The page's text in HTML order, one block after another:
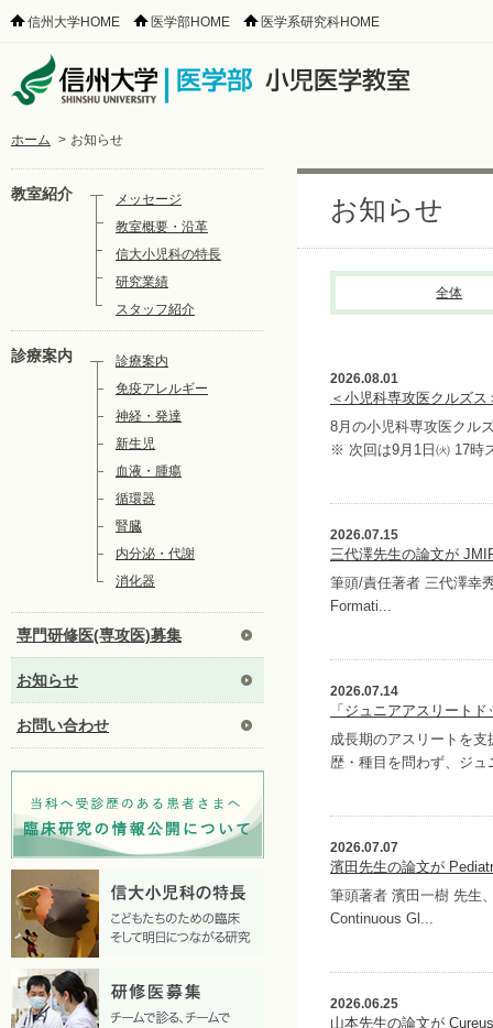
信州大学HOME 医学部HOME 医学系研究科HOME
ホーム > お知らせ
教室紹介
メッセージ
教室概要・沿革
信大小児科の特長
研究業績
スタッフ紹介
診療案内
診療案内
免疫アレルギー
神経・発達
新生児
血液・腫瘍
循環器
腎臓
内分泌・代謝
消化器
専門研修医(専攻医)募集
お知らせ
お問い合わせ
お知らせ
全体
2026.08.01
＜小児科専攻医クルズ
8月の小児科専攻医クル
※ 次回は9月1日㈫ 17時
2026.07.15
三代澤先生の論文が
筆頭/責任著者 三代澤幸
Formati...
2026.07.14
「ジュニアアスリート
成長期のアスリートを
歴・種目を問わず、ジ
2026.07.07
濱田先生の論文が
筆頭著者 濱田一樹 先生
Continuous Gl...
2026.06.25
山本先生の論文が